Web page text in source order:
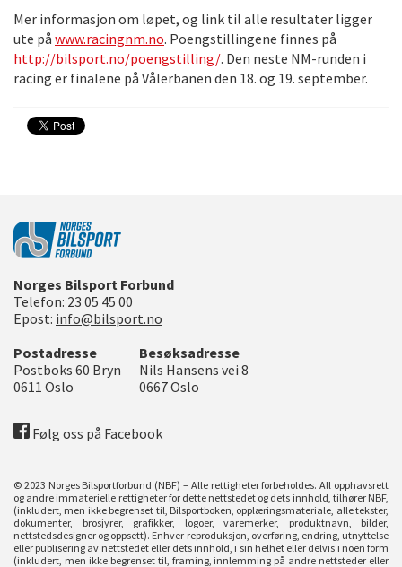
Mer informasjon om løpet, og link til alle resultater ligger
ute på www.racingnm.no. Poengstillingene finnes på
http://bilsport.no/poengstilling/. Den neste NM-runden i
racing er finalene på Vålerbanen den 18. og 19. september.
Norges Bilsport Forbund
Telefon: 23 05 45 00
Epost: info@bilsport.no
Postadresse
Postboks 60 Bryn
0611 Oslo
Besøksadresse
Nils Hansens vei 8
0667Oslo
Følg oss på Facebook
© 2023 Norges Bilsportforbund (NBF) – Alle rettigheter forbeholdes. All opphavsrett
og andre immaterielle rettigheter for dette nettstedet og dets innhold, tilhører NBF,
(inkludert, men ikke begrenset til, Bilsportboken, opplæringsmateriale, alle tekster,
dokumenter, brosjyrer, grafikker, logoer, varemerker, produktnavn, bilder,
nettstedsdesigner og oppsett). Enhver reproduksjon, overføring, endring, utnyttelse
eller publisering av nettstedet eller dets innhold, i sin helhet eller delvis i noen form
(inkludert, men ikke begrenset til, framing, innlemming på andre nettsteder eller